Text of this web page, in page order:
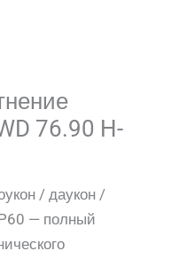
76.90 H-
/ даукон /
— полный